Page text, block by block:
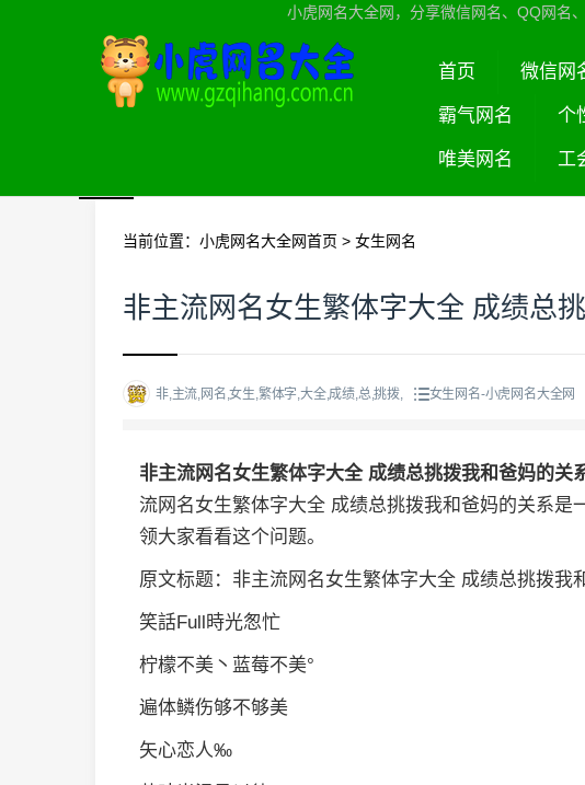
小虎网名大全网，分享微信网名、QQ网名
首页 微信网
霸气网名 个
唯美网名 工
当前位置： 小虎网名大全网首页 > 女生网名
非主流网名女生繁体字大全 成绩总
非,主流,网名,女生,繁体字,大全,成绩,总,挑拨, 女生网名-小虎网名大全网
非主流网名女生繁体字大全 成绩总挑拨我和爸妈的关
流网名女生繁体字大全 成绩总挑拨我和爸妈的关系是
领大家看看这个问题。
原文标题：非主流网名女生繁体字大全 成绩总挑拨我
笑話Full時光怱忙
柠檬不美丶蓝莓不美°
遍体鳞伤够不够美
矢心恋人‰